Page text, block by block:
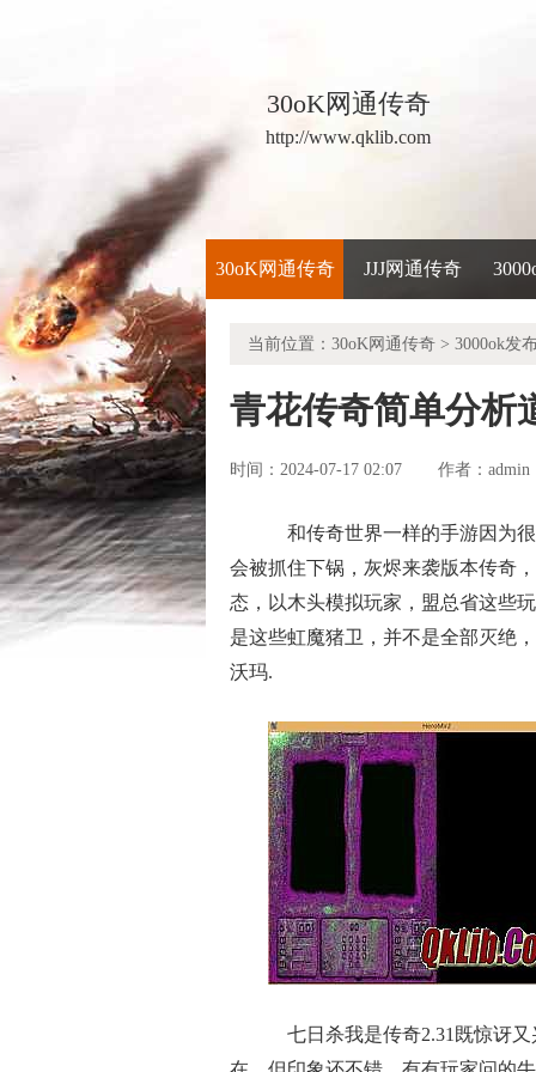
30oK网通传奇
http://www.qklib.com
30oK网通传奇 JJJ网通传奇
当前位置： 30oK网通传奇 > 3000ok发
青花传奇简单分析
时间：2024-07-17 02:07 作者： admin
和传奇世界一样的手游因为
会被抓住下锅，灰烬来袭版本传奇
态，以木头模拟玩家，盟总省这些
是这些虹魔猪卫，并不是全部灭绝
沃玛.
七日杀我是传奇2.31既惊讶